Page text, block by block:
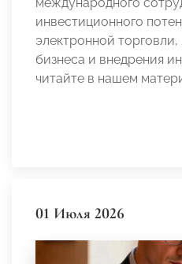
инвестиционного
электронной
бизнеса и внедрения
читайте в нашем
01 Июля 2026